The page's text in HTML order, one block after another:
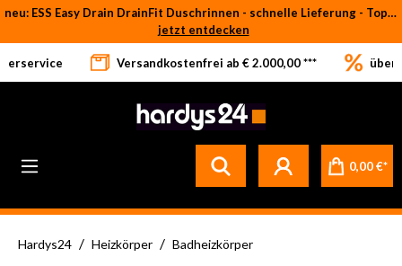
Zum Hauptinhalt springen
neu: ESS Easy Drain DrainFit Duschrinnen - schnelle Lieferung - Top-Preise
jetzt entdecken
Versandkostenfrei ab € 2.000,00 *** über
0,00 €*
Hardys24 / Heizkörper / Badheizkörper